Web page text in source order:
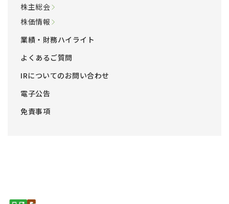
株主総会
株価情報
業績・財務ハイライト
よくあるご質問
IRについてのお問い合わせ
電子公告
免責事項